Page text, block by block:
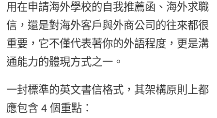
用在申請海外學校的自我推薦函、海外求職
信，還是對海外客戶與外商公司的往來都很
重要，它不僅代表著你的外語程度，更是溝
通能力的體現方式之一。
一封標準的英文書信格式，其架構原則上都
應包含 4 個重點：